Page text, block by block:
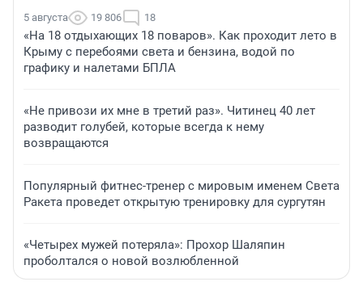
5 августа 19 806 18
«На 18 отдыхающих 18 поваров». Как проходит лето в
Крыму с перебоями света и бензина, водой по
графику и налетами БПЛА
«Не привози их мне в третий раз». Читинец 40 лет
разводит голубей, которые всегда к нему
возвращаются
Популярный фитнес-тренер с мировым именем Света
Ракета проведет открытую тренировку для сургутян
«Четырех мужей потеряла»: Прохор Шаляпин
проболтался о новой возлюбленной